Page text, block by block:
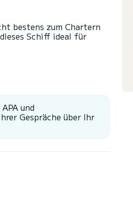
bestens zum Chartern
Schiff ideal für
einen einzigartigen
WLAN
und
Gespräche über Ihr